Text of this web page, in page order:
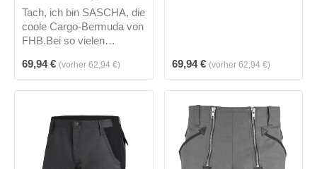
Tach, ich bin SASCHA, die
coole Cargo-Bermuda von
FHB.Bei so vielen
Mann! 2 Zollstocktaschen
inkl. 2 darauf liegenden
Gesäßtaschen mit
Klettverschluss und 2
Seitentaschen. Wer hat
Regulärer Preis:
69,94 € (vorher 62,94 €)
Gesäßtaschen mit
Klettverschluss und 2
Seitentaschen.Wer hat
hier die Hose voll?Mich
gibt es in 3 Farben.
Regulärer Preis:
69,94 € (vorher 62,94 €)